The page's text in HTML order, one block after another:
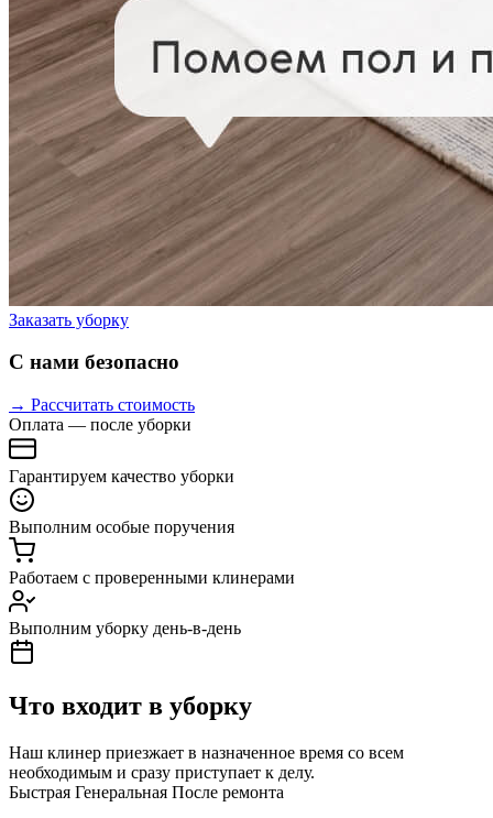
Заказать уборку
С нами безопасно
→ Рассчитать стоимость
Оплата — после уборки
Гарантируем качество уборки
Выполним особые поручения
Работаем с проверенными клинерами
Выполним уборку день-в-день
Что входит в уборку
Наш клинер приезжает в назначенное время со всем
необходимым и сразу приступает к делу.
Быстрая Генеральная После ремонта